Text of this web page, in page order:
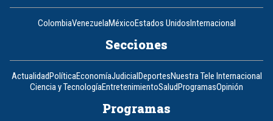
ColombiaVenezuelaMéxicoEstados UnidosInternacional
Secciones
ActualidadPolíticaEconomíaJudicialDeportesNuestra Tele Internacional
Ciencia y TecnologíaEntretenimientoSaludProgramasOpinión
Programas